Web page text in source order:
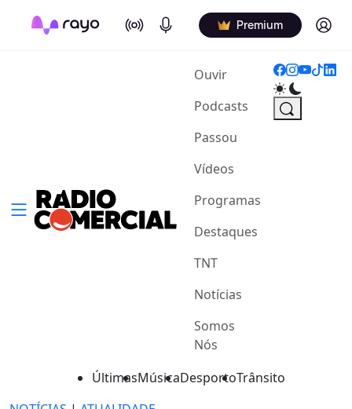
On Air Podcasts Premium Log in
Ouvir(current)
Podcasts
Passou
Vídeos
Programas
Destaques
TNT
Notícias
Somos
Nós
ÚltimasMúsicaDesportoTrânsito